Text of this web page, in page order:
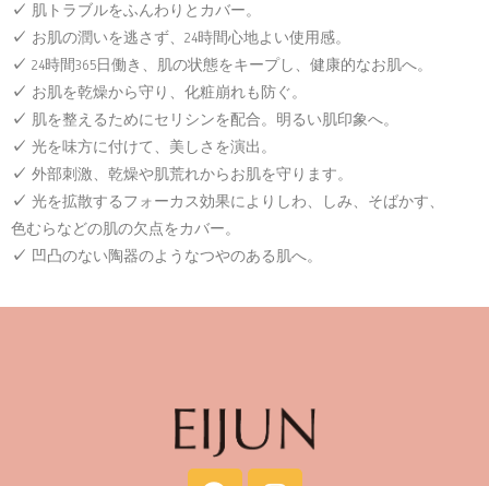
✓ 肌トラブルをふんわりとカバー。
✓ お肌の潤いを逃さず、24時間心地よい使用感。
✓ 24時間365日働き、肌の状態をキープし、健康的なお肌へ。
✓ お肌を乾燥から守り、化粧崩れも防ぐ。
✓ 肌を整えるためにセリシンを配合。明るい肌印象へ。
✓ 光を味方に付けて、美しさを演出。
✓ 外部刺激、乾燥や肌荒れからお肌を守ります。
✓ 光を拡散するフォーカス効果によりしわ、しみ、そばかす、
色むらなどの肌の欠点をカバー。
✓ 凹凸のない陶器のようなつやのある肌へ。